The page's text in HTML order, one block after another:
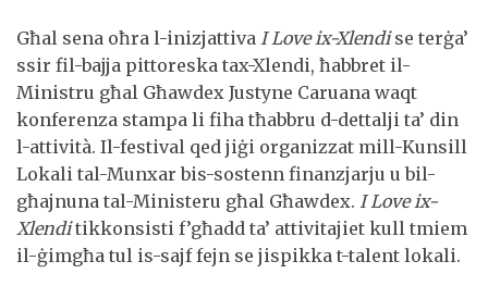
Għal sena oħra l-inizjattiva I Loveix-Xlendise terġa’
ssir fil-bajja pittoreska tax-Xlendi, ħabbret il-
Ministru għal Għawdex Justyne Caruana waqt
konferenza stampa li fiha tħabbru d-dettalji ta’ din
l-attività. Il-festival qed jiġi organizzat mill-Kunsill
Lokali tal-Munxar bis-sostenn finanzjarju u bil-
għajnuna tal-Ministeru għal Għawdex. I Love ix-
Xlenditikkonsisti f’għadd ta’ attivitajiet kull tmiem
il-ġimgħa tul is-sajf fejn se jispikka t-talent lokali.